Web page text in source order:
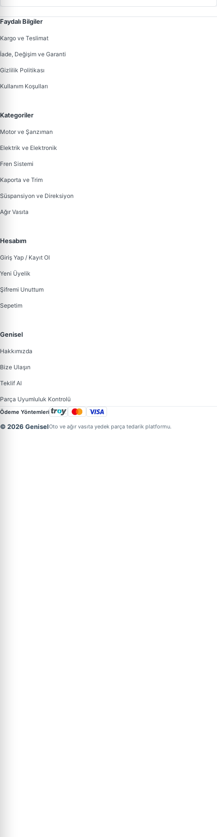
Faydalı Bilgiler
Kargo ve Teslimat
İade, Değişim ve Garanti
Gizlilik Politikası
Kullanım Koşulları
Kategoriler
Motor ve Şanzıman
Elektrik ve Elektronik
Fren Sistemi
Kaporta ve Trim
Süspansiyon ve Direksiyon
Ağır Vasıta
Hesabım
Giriş Yap / Kayıt Ol
Yeni Üyelik
Şifremi Unuttum
Sepetim
Genisel
Hakkımızda
Bize Ulaşın
Teklif Al
Parça Uyumluluk Kontrolü
Ödeme Yöntemleri
© 2026 GeniselOto ve ağır vasıta yedek parça tedarik platformu.